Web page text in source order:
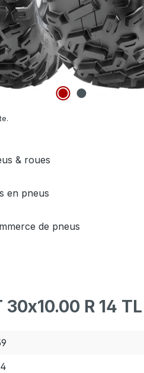
& roues
en pneus
de pneus
R 14